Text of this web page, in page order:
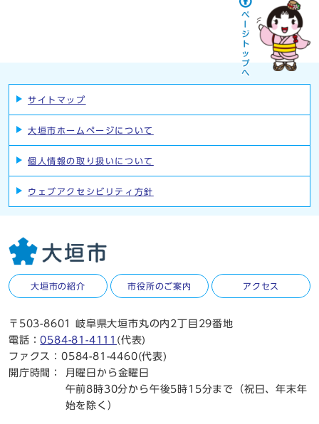
サイトマップ
大垣市ホームページについて
個人情報の取り扱いについて
ウェブアクセシビリティ方針
大垣市の紹介 市役所のご案内 アクセス
〒503-8601 岐阜県大垣市丸の内2丁目29番地
電話：0584-81-4111 (代表)
ファクス：0584-81-4460(代表)
開庁時間：
月曜日から金曜日
午前8時30分から午後5時15分まで（祝日、年末年
始を除く）